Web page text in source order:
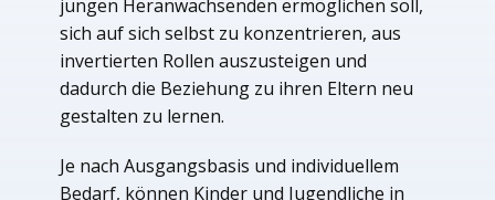
jungen Heranwachsenden ermöglichen soll,
sich auf sich selbst zu konzentrieren, aus
invertierten Rollen auszusteigen und
dadurch die Beziehung zu ihren Eltern neu
gestalten zu lernen.
Je nach Ausgangsbasis und individuellem
Bedarf, können Kinder und Jugendliche in